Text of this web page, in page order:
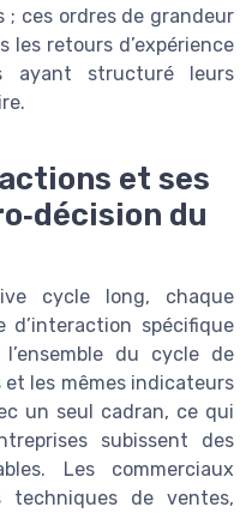
; ces ordres de grandeur
retours d’expérience
ayant structuré leurs
et ses
du
cycle long, chaque
d’interaction spécifique
du cycle de
les mêmes indicateurs
un seul cadran, ce qui
subissent des
Les commerciaux
techniques de ventes,